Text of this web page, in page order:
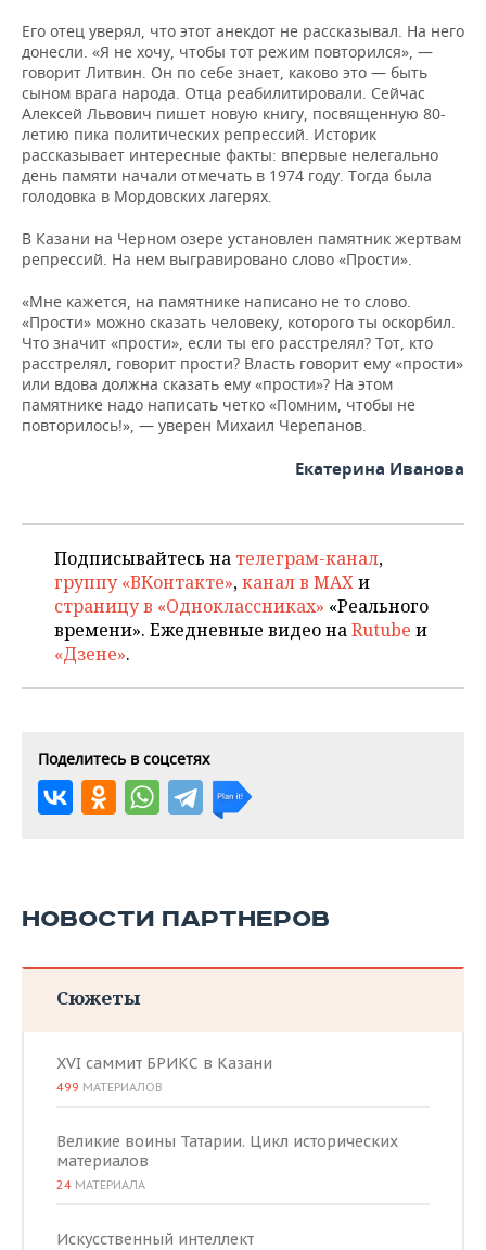
Его отец уверял, что этот анекдот не рассказывал. На него
донесли. «Я не хочу, чтобы тот режим повторился», —
говорит Литвин. Он по себе знает, каково это — быть
сыном врага народа. Отца реабилитировали. Сейчас
Алексей Львович пишет новую книгу, посвященную 80-
летию пика политических репрессий. Историк
рассказывает интересные факты: впервые нелегально
день памяти начали отмечать в 1974 году. Тогда была
голодовка в Мордовских лагерях.
В Казани на Черном озере установлен памятник жертвам
репрессий. На нем выгравировано слово «Прости».
«Мне кажется, на памятнике написано не то слово.
«Прости» можно сказать человеку, которого ты оскорбил.
Что значит «прости», если ты его расстрелял? Тот, кто
расстрелял, говорит прости? Власть говорит ему «прости»
или вдова должна сказать ему «прости»? На этом
памятнике надо написать четко «Помним, чтобы не
повторилось!», — уверен Михаил Черепанов.
Екатерина Иванова
Подписывайтесь на телеграм-канал,
группу «ВКонтакте»,канал в MAXи
страницу в «Одноклассниках» «Реального
времени». Ежедневные видео наRutube и
«Дзене».
Поделитесь в соцсетях
НОВОСТИ ПАРТНЕРОВ
Сюжеты
XVI саммит БРИКС в Казани
499 МАТЕРИАЛОВ
Великие воины Татарии. Цикл исторических
материалов
24 МАТЕРИАЛА
Искусственный интеллект